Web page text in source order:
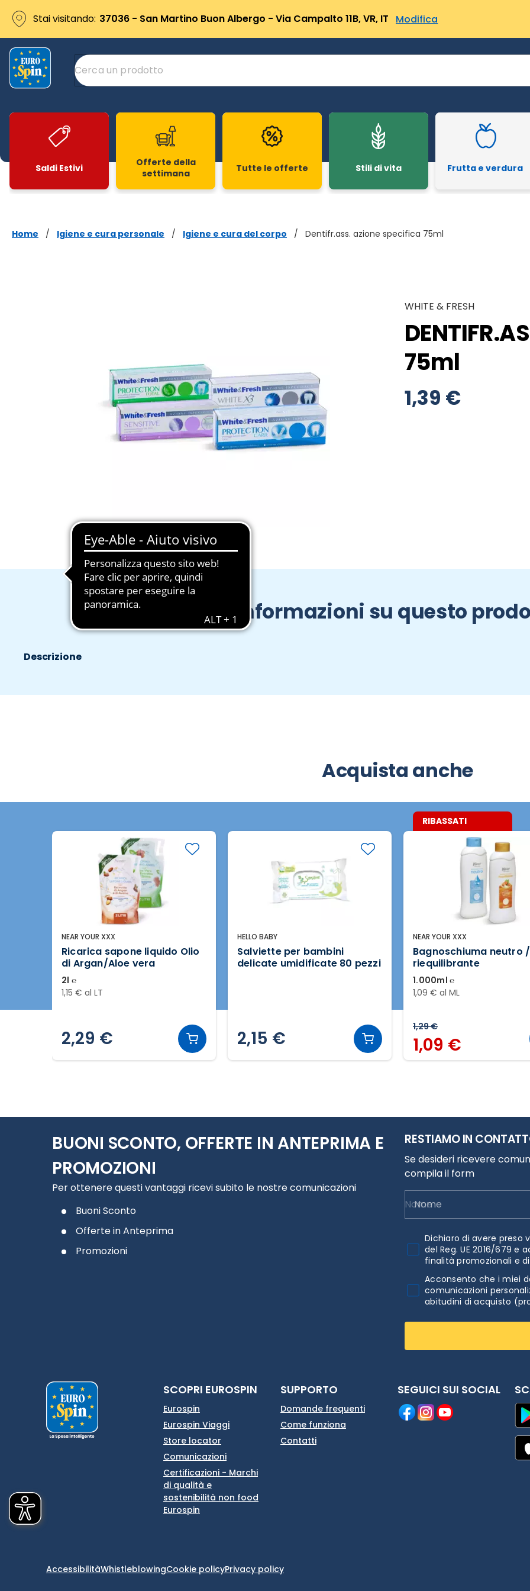
Stai visitando: 37036 - San Martino Buon Albergo - Via Campalto 11B, VR, IT Modifica
Saldi Estivi
Offerte della
settimana
Tutte le offerte Stili di vita Frutta e verdura
Home / Igiene e cura personale / Igiene e cura del corpo / Dentifr.ass. azione specifica 75ml
WHITE & FRESH
75ml
1,39 €
Informazioni su questo
Descrizione
Acquista anche
NEAR YOUR XXX
Ricarica sapone liquido Olio
di Argan/Aloe vera
2l ℮
1,15 € al LT
2,29 €
HELLO BABY
Salviette per bambini
delicate umidificate 80 pezzi
2,15 €
NEAR YOUR XXX
Bagnoschiuma neutro /
riequilibrante
1.000ml ℮
1,09 € al ML
RIBASSATI
1,29 €
1,09 €
BUONI SCONTO, OFFERTE IN ANTEPRIMA E
PROMOZIONI
Per ottenere questi vantaggi ricevi subito le nostre comunicazioni
Buoni Sconto
Offerte in Anteprima
Promozioni
RESTIAMO IN
Se desideri ricevere
compila il form
Nome
Dichiaro di avere preso
del Reg. UE 2016/679
finalità promozionali e
Acconsento che i miei
comunicazioni
abitudini di acquisto
SCOPRI EUROSPIN
Eurospin
Eurospin Viaggi
Store locator
Comunicazioni
Certificazioni - Marchi
di qualità e
sostenibilità non food
Eurospin
SUPPORTO
Domande frequenti
Come funziona
Contatti
SEGUICI SUI SOCIAL
AccessibilitàWhistleblowingCookie policyPrivacy policy